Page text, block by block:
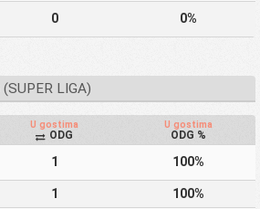
0 0%
(SUPER LIGA)
U gostima
ODG
U gostima
ODG %
1 100%
1 100%